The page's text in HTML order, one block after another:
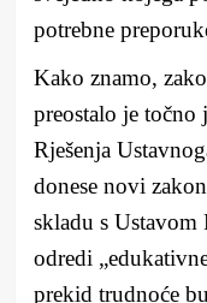
potrebne
Kako znamo,
preostalo je točno
Rješenja
donese novi
skladu s
odredi
prekid trudnoće